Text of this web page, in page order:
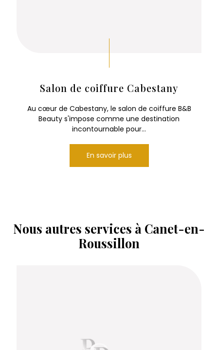
Salon de coiffure Cabestany
Au cœur de Cabestany, le salon de coiffure B&B
Beauty s'impose comme une destination
incontournable pour...
En savoir plus
Nous autres services à Canet-en-
Roussillon